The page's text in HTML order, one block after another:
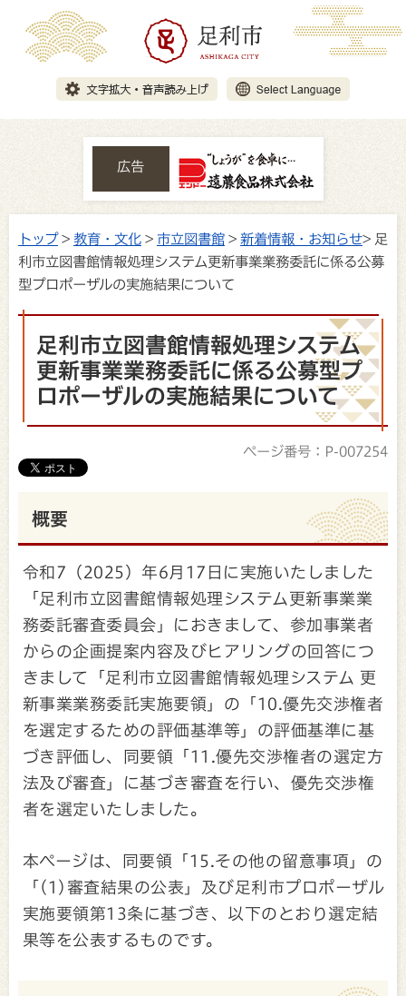
広告
トップ> 教育・文化 > 市立図書館 > 新着情報・お知らせ> 足
利市立図書館情報処理システム更新事業業務委託に係る公募
型プロポーザルの実施結果について
足利市立図書館情報処理システム
更新事業業務委託に係る公募型プ
ロポーザルの実施結果について
ページ番号：P-007254
概要
令和7（2025）年6月17日に実施いたしました
「足利市立図書館情報処理システム更新事業業
務委託審査委員会」におきまして、参加事業者
からの企画提案内容及びヒアリングの回答につ
きまして「足利市立図書館情報処理システム 更
新事業業務委託実施要領」の「10.優先交渉権者
を選定するための評価基準等」の評価基準に基
づき評価し、同要領「11.優先交渉権者の選定方
法及び審査」に基づき審査を行い、優先交渉権
者を選定いたしました。
本ページは、同要領「15.その他の留意事項」の
「(1)審査結果の公表」及び足利市プロポーザル
実施要領第13条に基づき、以下のとおり選定結
果等を公表するものです。